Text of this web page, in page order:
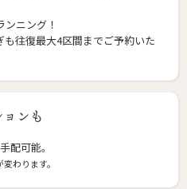
ニング！
往復最大4区間までご予約いた
ンも
配可能。
わります。